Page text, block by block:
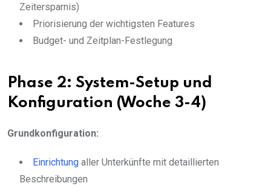
Zeitersparnis)
Priorisierung der wichtigsten Features
Budget- und Zeitplan-Festlegung
Phase 2: System-Setup und
Konfiguration (Woche 3-4)
Grundkonfiguration:
Einrichtung aller Unterkünfte mit detaillierten
Beschreibungen